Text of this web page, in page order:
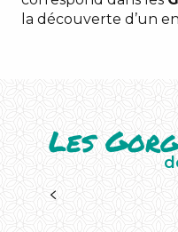
la découverte d’un
Les
HÉBERGEMENTS